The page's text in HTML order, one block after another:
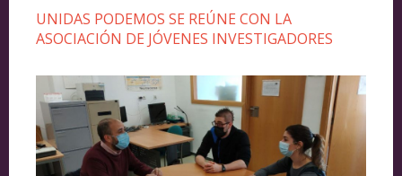
UNIDAS PODEMOS SE REÚNE CON LA
ASOCIACIÓN DE JÓVENES INVESTIGADORES